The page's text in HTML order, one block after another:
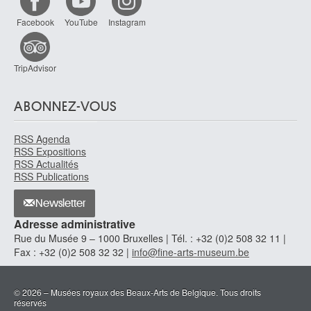
Facebook YouTube Instagram
TripAdvisor
ABONNEZ-VOUS
RSS Agenda
RSS Expositions
RSS Actualités
RSS Publications
Newsletter
Adresse administrative
Rue du Musée 9 – 1000 Bruxelles | Tél. : +32 (0)2 508 32 11 |
Fax : +32 (0)2 508 32 32 | info@fine-arts-museum.be
© 2026 – Musées royaux des Beaux-Arts de Belgique. Tous droits
réservés